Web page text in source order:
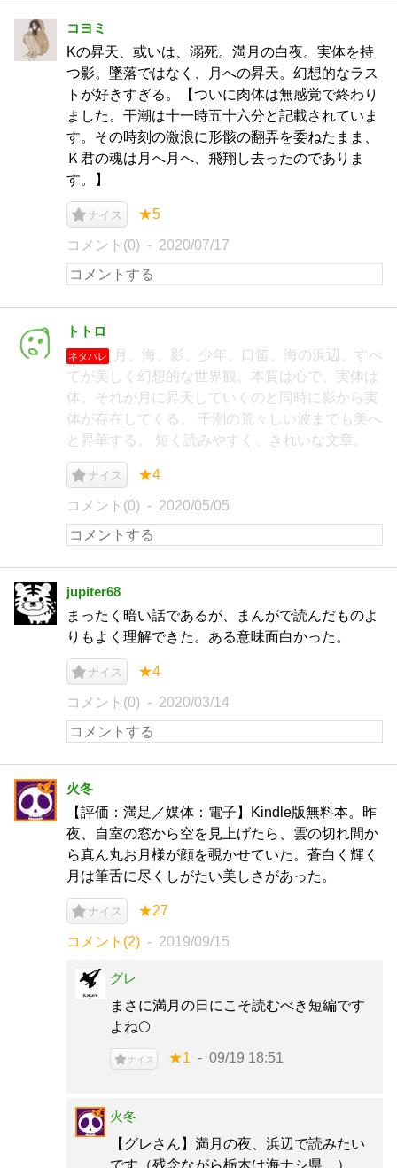
コヨミ
Kの昇天、或いは、溺死。満月の白夜。実体を持
つ影。墜落ではなく、月への昇天。幻想的なラス
トが好きすぎる。【ついに肉体は無感覚で終わり
ました。干潮は十一時五十六分と記載されていま
す。その時刻の激浪に形骸の翻弄を委ねたまま、
Ｋ君の魂は月へ月へ、飛翔し去ったのでありま
す。】
ナイス ★5
コメント(0) 2020/07/17
トトロ
ネタバレ
月、海、影、少年、口笛、海の浜辺、すべ
てが美しく幻想的な世界観。本質は心で、実体は
体。それが月に昇天していくのと同時に影から実
体が存在してくる。 干潮の荒々しい波までも美へ
と昇華する。 短く読みやすく、きれいな文章。
ナイス ★4
コメント(0) 2020/05/05
jupiter68
まったく暗い話であるが、まんがで読んだものよ
りもよく理解できた。ある意味面白かった。
ナイス ★4
コメント(0) 2020/03/14
火冬
【評価：満足／媒体：電子】Kindle版無料本。昨
夜、自室の窓から空を見上げたら、雲の切れ間か
ら真ん丸お月様が顔を覗かせていた。蒼白く輝く
月は筆舌に尽くしがたい美しさがあった。
ナイス ★27
コメント(2) 2019/09/15
グレ
まさに満月の日にこそ読むべき短編です
よね🌕
ナイス ★1 09/19 18:51
火冬
【グレさん】満月の夜、浜辺で読みたい
です（残念ながら栃木は海ナシ県…）